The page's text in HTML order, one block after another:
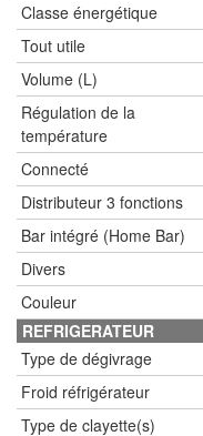
Classe énergétique
Tout utile
Volume (L)
Régulation de la
température
Connecté
Distributeur 3 fonctions
Bar intégré (Home Bar)
Divers
Couleur
REFRIGERATEUR
Type de dégivrage
Froid réfrigérateur
Type de clayette(s)